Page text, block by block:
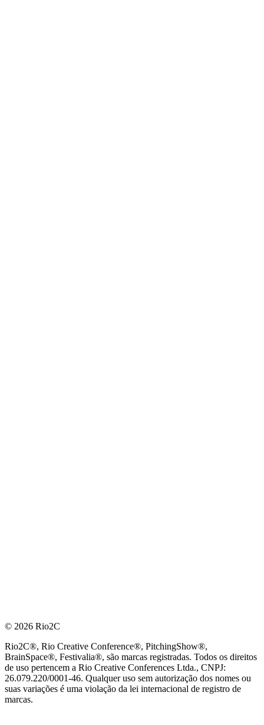
© 2026 Rio2C
Rio2C®, Rio Creative Conference®, PitchingShow®,
BrainSpace®, Festivalia®, são marcas registradas. Todos os direitos
de uso pertencem a Rio Creative Conferences Ltda., CNPJ:
26.079.220/0001-46. Qualquer uso sem autorização dos nomes ou
suas variações é uma violação da lei internacional de registro de
marcas.